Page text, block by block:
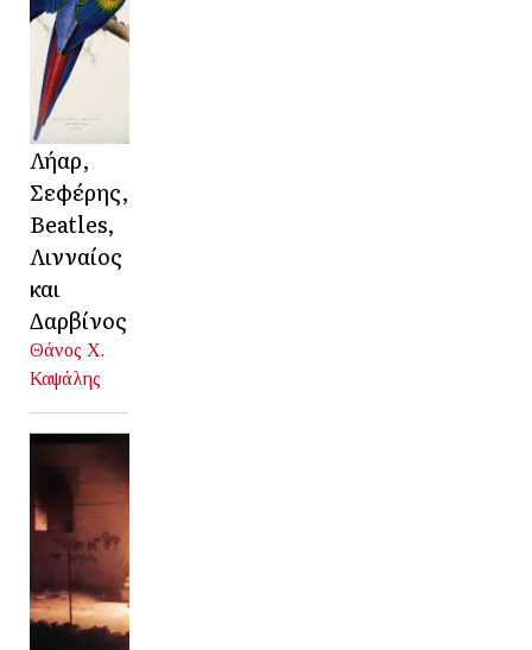
Λήαρ,
Σεφέρης,
Beatles,
Λινναίος
και
Δαρβίνος
Θάνος Χ.
Καψάλης